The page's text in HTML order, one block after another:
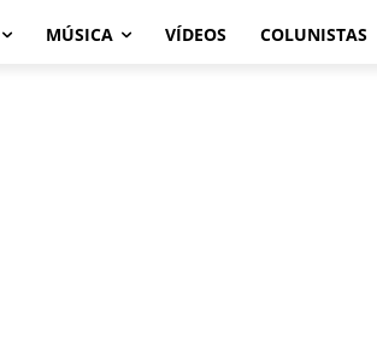
MÚSICA VÍDEOS COLUNISTAS